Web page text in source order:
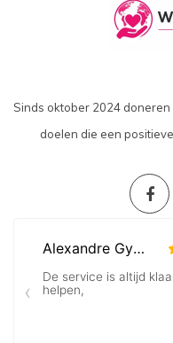
Sinds oktober 2024
doelen die een